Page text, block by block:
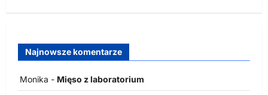
Najnowsze komentarze
Monika - Mięso z laboratorium